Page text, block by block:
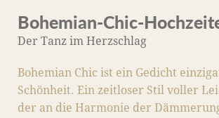
Bohemian-Chic-
Der Tanz im Herzschlag
Bohemian Chic ist ein Gedicht
Schönheit. Ein zeitloser Stil voller
der an die Harmonie der